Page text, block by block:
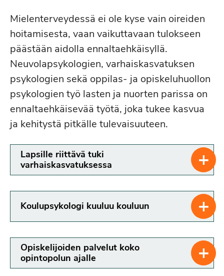
Mielenterveydessä ei ole kyse vain oireiden
hoitamisesta, vaan vaikuttavaan tulokseen
päästään aidolla ennaltaehkäisyllä.
Neuvolapsykologien, varhaiskasvatuksen
psykologien sekä oppilas- ja opiskeluhuollon
psykologien työ lasten ja nuorten parissa on
ennaltaehkäisevää työtä, joka tukee kasvua
ja kehitystä pitkälle tulevaisuuteen.
Lapsille riittävä tuki
varhaiskasvatuksessa
+
Koulupsykologi kuuluu kouluun +
Opiskelijoiden palvelut koko
opintopolun ajalle
+